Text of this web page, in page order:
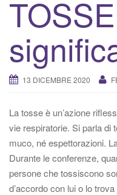
13 DICEMBRE 2020
La tosse è un’azione
vie respiratorie. Si parla di
muco, né espettorazioni.
Durante le conferenze,
persone che tossiscono
d’accordo con lui o lo